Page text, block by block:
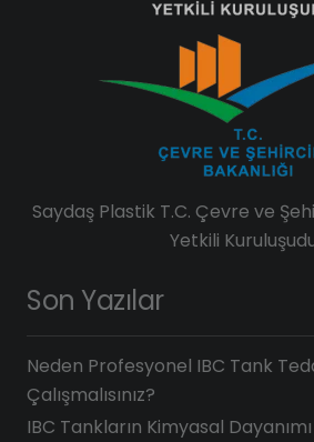
Saydaş Plastik T.C. Çevre ve
Yetkili
Son Yazılar
Neden Profesyonel IBC Tank
Çalışmalısınız?
IBC Tankların Kimyasal